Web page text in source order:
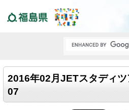
2016年02月JETスタディツ
07